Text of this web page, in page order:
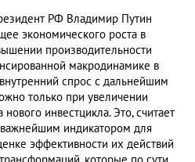
РФ Владимир Путин
экономического роста в
производительности
макродинамике в
спрос с дальнейшим
только при увеличении
инвестцикла. Это, считает
важнейшим индикатором для
эффективности их действий